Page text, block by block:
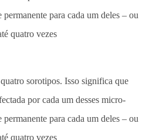
sorotipos. Isso significa que
por cada um desses micro-
para cada um deles – ou
quatro vezes